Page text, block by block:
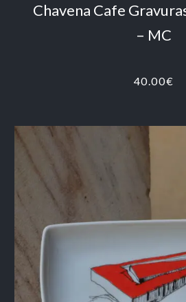
Chavena Cafe
– MC
40.00€